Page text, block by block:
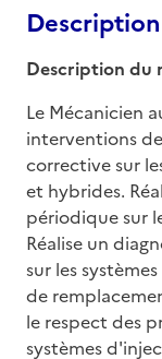
Description du
Le Mécanicien
interventions
corrective sur
et hybrides.
périodique sur
Réalise un
sur les
de
le respect des
systèmes